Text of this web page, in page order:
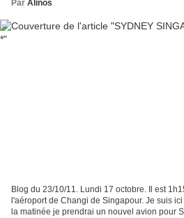
Par Alinos
Blog du 23/10/11. Lundi 17 octobre. Il est
l'aéroport de Changi de Singapour. Je suis
la matinée je prendrai un nouvel avion pour